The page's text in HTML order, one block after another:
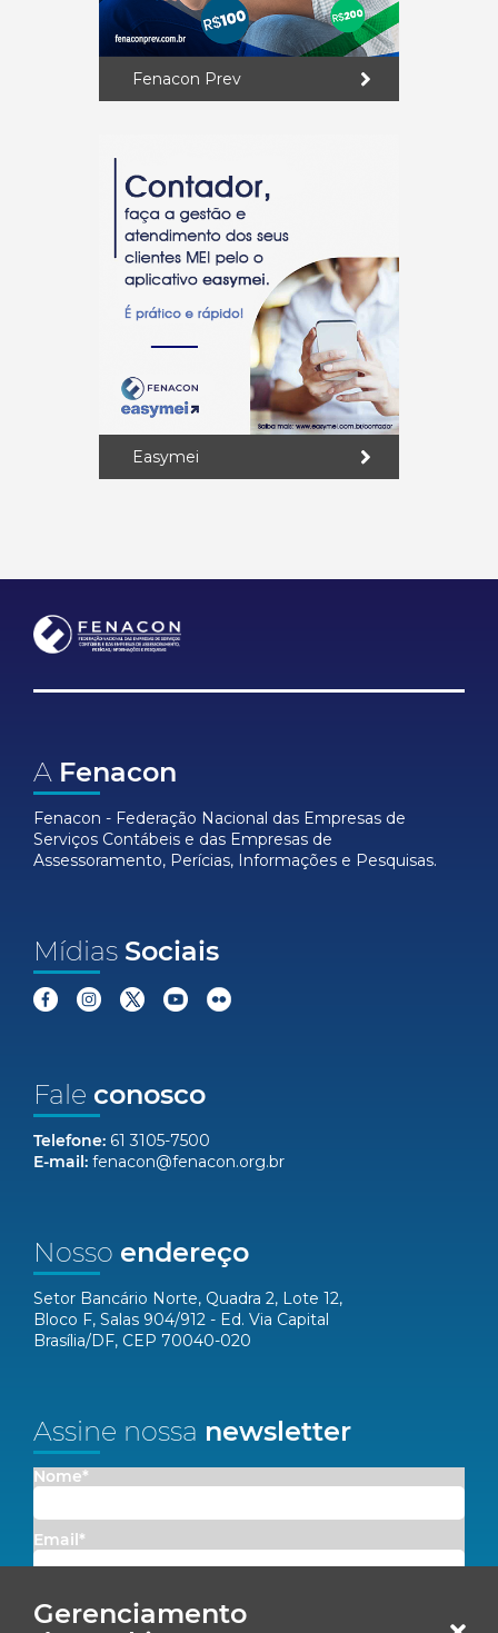
Gerenciamento
Fenacon Prev
Easymei
A Fenacon
Fenacon - Federação Nacional das Empresas de
Serviços Contábeis e das Empresas de
Assessoramento, Perícias, Informações e Pesquisas.
Mídias Sociais
Fale conosco
Telefone: 61 3105-7500
E-mail: fenacon@fenacon.org.br
Nosso endereço
Setor Bancário Norte, Quadra 2, Lote 12,
Bloco F, Salas 904/912 - Ed. Via Capital
Brasília/DF, CEP 70040-020
Assine nossa newsletter
Nome*
Email*
Concordo em receber comunicações da Fenacon.